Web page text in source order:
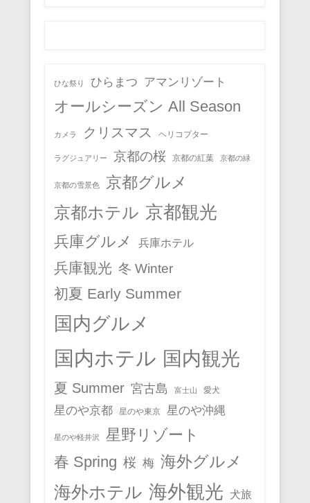
ひな祭り ひらまつ アマンリゾート
オールシーズン All Season
カメラ クリスマス ヘリコプター
ラグジュアリー 京都の桜 京都の紅葉 京都の緑
京都の雪景色 京都グルメ
京都ホテル 京都観光
兵庫グルメ 兵庫ホテル
兵庫観光 冬 Winter
初夏 Early Summer
国内グルメ
国内ホテル 国内観光
夏 Summer 宮古島 富士山 愛犬
星のや京都 星のや東京 星のや沖縄
星のや軽井沢
星野リゾート
春 Spring 桜 梅 海外グルメ
海外ホテル 海外観光 犬旅